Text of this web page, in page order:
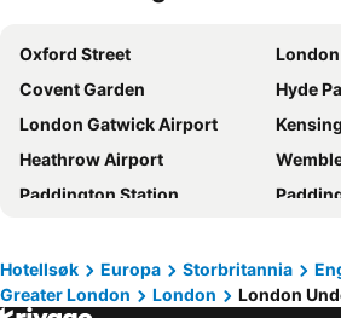
The Marble Arch Hotel, by Thistle
Premier Inn
Premier Inn London City - Tower Hill
Park Plaza Westminster Bridge Hotel
Premier
Central Park Hotel
Premier Inn
hub by Premier Inn London Covent Garden hotel
Hub By
Premier Inn London Hammersmith (Talgarth Road) hotel
Hilton
DoubleTree by Hilton London - Chelsea
Oxford Street
Covent Garden
Hyde
London Gatwick Airport
Heathrow Airport
Paddington Station
Notting Hill
Piccadilly Circus
Hotellsøk Europa Storbritannia
Greater London
London London